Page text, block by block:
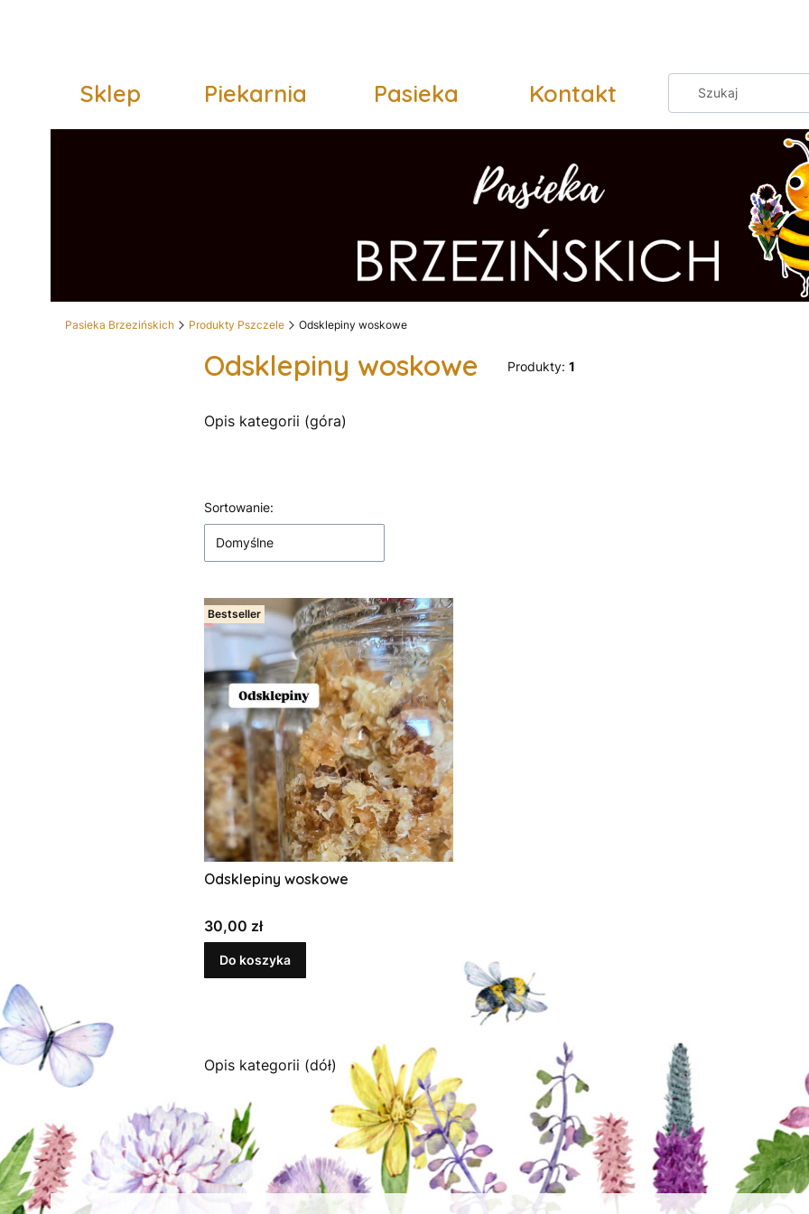
Sklep Piekarnia Pasieka Kontakt
Pasieka Brzezińskich Produkty Pszczele Odsklepiny woskowe
Odsklepiny woskowe Produkty: 1
Opis kategorii (góra)
Lista produktów
Sortowanie:
Domyślne
Bestseller
Odsklepiny woskowe
Cena
30,00 zł
Do koszyka
Opis kategorii (dół)